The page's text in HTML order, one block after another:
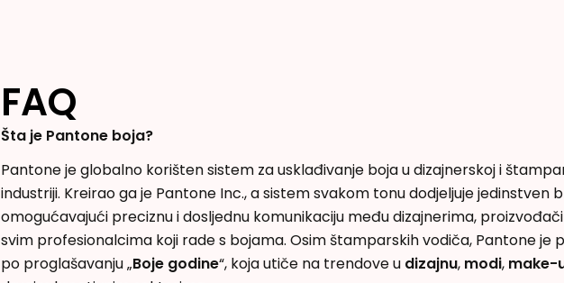
FAQ
Šta je Pantone boja?
Pantone je globalno korišten sistem za usklađivanje boja u dizajnerskoj i
industriji. Kreirao ga je Pantone Inc., a sistem svakom tonu dodjeljuje jedinstven
omogućavajući preciznu i dosljednu komunikaciju među dizajnerima,
svim profesionalcima koji rade s bojama. Osim štamparskih vodiča, Pantone je
po proglašavanju „Boje godine“, koja utiče na trendove u dizajnu, modi, make-